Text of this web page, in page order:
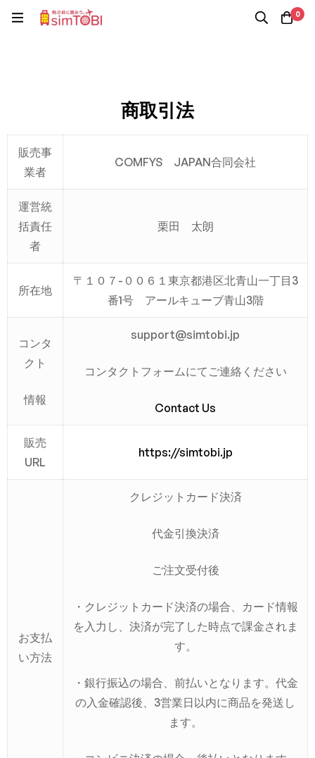
0
商取引法
販売事
業者
COMFYS JAPAN合同会社
運営統
括責任
者
栗田 太朗
所在地
〒１０７-００６１東京都港区北青山一丁目3
番1号 アールキューブ青山3階
コンタ
クト
情報
support@simtobi.jp
コンタクトフォームにてご連絡ください
Contact Us
販売
URL
https://simtobi.jp
お支払
い方法
クレジットカード決済
代金引換決済
ご注文受付後
・クレジットカード決済の場合、カード情報
を入力し、決済が完了した時点で課金されま
す。
・銀行振込の場合、前払いとなります。代金
の入金確認後、3営業日以内に商品を発送し
ます。